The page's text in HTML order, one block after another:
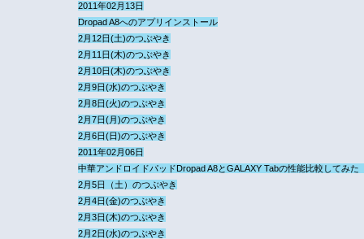
2011年02月13日
Dropad A8へのアプリインストール
2月12日(土)のつぶやき
2月11日(木)のつぶやき
2月10日(木)のつぶやき
2月9日(水)のつぶやき
2月8日(火)のつぶやき
2月7日(月)のつぶやき
2月6日(日)のつぶやき
2011年02月06日
中華アンドロイドパッドDropad A8とGALAXY Tabの性能比較してみた
2月5日（土）のつぶやき
2月4日(金)のつぶやき
2月3日(木)のつぶやき
2月2日(水)のつぶやき